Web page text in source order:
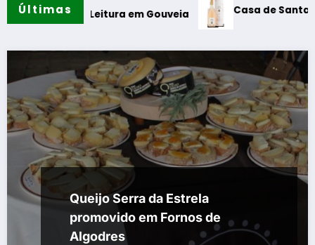
Últimas
de Leitura em Gouveia Casa de Santar Vinhos
Queijo Serra da Estrela
promovido em Fornos de
Algodres